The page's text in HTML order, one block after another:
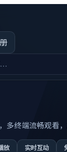
多终端流畅观看
放 实时互动